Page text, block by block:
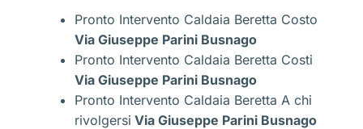
Pronto Intervento Caldaia Beretta Costo
Via Giuseppe Parini Busnago
Pronto Intervento Caldaia Beretta Costi
Via Giuseppe Parini Busnago
Pronto Intervento Caldaia Beretta A chi
rivolgersi Via Giuseppe Parini Busnago